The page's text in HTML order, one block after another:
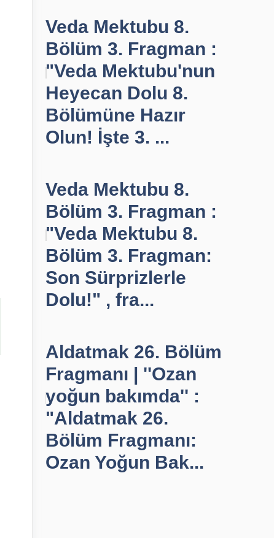
Veda Mektubu 8.
Bölüm 3. Fragman :
"Veda Mektubu'nun
Heyecan Dolu 8.
Bölümüne Hazır
Olun! İşte 3. ...
Veda Mektubu 8.
Bölüm 3. Fragman :
"Veda Mektubu 8.
Bölüm 3. Fragman:
Son Sürprizlerle
Dolu!" , fra...
Aldatmak 26. Bölüm
Fragmanı | ''Ozan
yoğun bakımda'' :
"Aldatmak 26.
Bölüm Fragmanı:
Ozan Yoğun Bak...